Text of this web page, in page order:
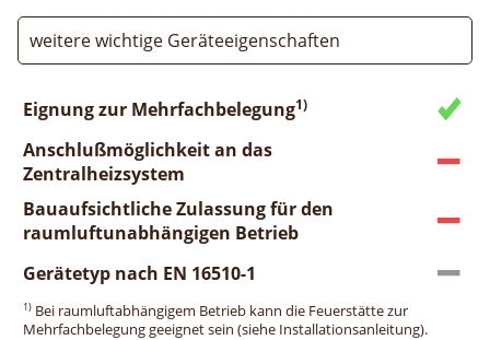
weitere wichtige Geräteeigenschaften
Eignung zur Mehrfachbelegung1)
Anschlußmöglichkeit an das
Zentralheizsystem
Bauaufsichtliche Zulassung für den
raumluftunabhängigen Betrieb
Gerätetyp nach EN 16510-1
1) Bei raumluftabhängigem Betrieb kann die Feuerstätte zur
Mehrfachbelegung geeignet sein (siehe Installationsanleitung).